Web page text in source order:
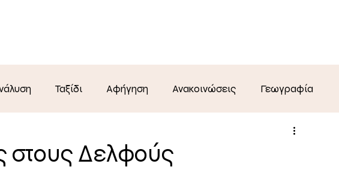
Ταξίδι Αφήγηση Ανακοινώσεις Γεωγραφία
στους Δελφούς